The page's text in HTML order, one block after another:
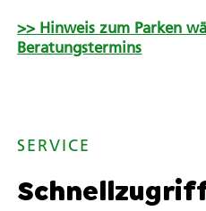
>> Hinweis zum Parken
Beratungstermins
SERVICE